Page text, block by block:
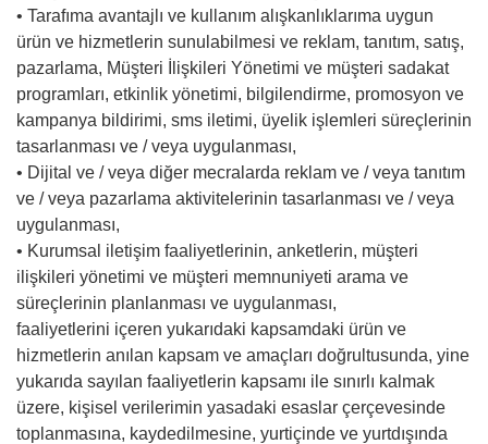
• Tarafıma avantajlı ve kullanım alışkanlıklarıma uygun
ürün ve hizmetlerin sunulabilmesi ve reklam, tanıtım, satış,
pazarlama, Müşteri İlişkileri Yönetimi ve müşteri sadakat
programları, etkinlik yönetimi, bilgilendirme, promosyon ve
kampanya bildirimi, sms iletimi, üyelik işlemleri süreçlerinin
tasarlanması ve / veya uygulanması,
• Dijital ve / veya diğer mecralarda reklam ve / veya tanıtım
ve / veya pazarlama aktivitelerinin tasarlanması ve / veya
uygulanması,
• Kurumsal iletişim faaliyetlerinin, anketlerin, müşteri
ilişkileri yönetimi ve müşteri memnuniyeti arama ve
süreçlerinin planlanması ve uygulanması,
faaliyetlerini içeren yukarıdaki kapsamdaki ürün ve
hizmetlerin anılan kapsam ve amaçları doğrultusunda, yine
yukarıda sayılan faaliyetlerin kapsamı ile sınırlı kalmak
üzere, kişisel verilerimin yasadaki esaslar çerçevesinde
toplanmasına, kaydedilmesine, yurtiçinde ve yurtdışında